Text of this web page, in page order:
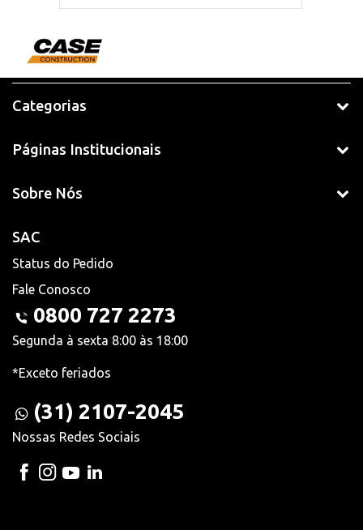
Categorias
Páginas Institucionais
Sobre Nós
SAC
Status do Pedido
Fale Conosco
0800 727 2273
Segunda à sexta 8:00 às 18:00
*Exceto feriados
(31) 2107-2045
Nossas Redes Sociais